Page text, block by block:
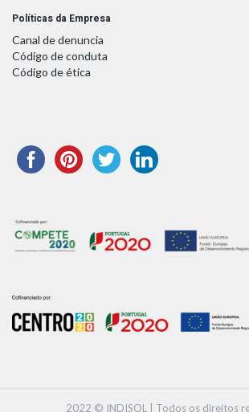
Políticas da Empresa
Canal de denuncia
Código de conduta
Código de ética
2022 © INDISOL | Todos os direitos